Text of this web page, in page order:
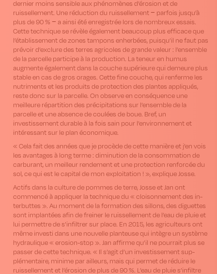
dernier moins sensible aux phénomènes d’érosion et de
ruissellement. Une réduction du ruissellement − parfois jusqu’à
plus de 90 % − a ainsi été enregistrée lors de nombreux essais.
Cette technique se révèle également beaucoup plus efficace que
l’établissement de zones tampons enherbées, puisqu’il ne faut pas
prévoir d’exclure des terres agricoles de grande valeur : l’ensemble
de la parcelle participe à la production. La teneur en humus
augmente également dans la couche supérieure qui demeure plus
stable en cas de gros orages. Cette fine couche, qui renferme les
nutriments et les produits de protection des plantes appliqués,
reste donc sur la parcelle. On observe en conséquence une
meilleure répartition des précipitations sur l’ensemble de la
parcelle et une absence de coulées de boue. Bref, un
investissement durable à la fois sain pour l’environnement et
intéressant sur le plan économique.
« Cela fait des années que je procède de cette manière et j’en vois
les avantages à long terme : diminution de la consommation de
carburant, un meilleur rendement et une protection renforcée du
sol, ce qui est le capital de mon exploitation ! », explique Josse.
Actifs dans la culture de pommes de terre, Josse et Jan ont
commencé à appliquer la technique du « cloisonnement des in-
terbuttes ». Au moment de la formation des sillons, des diguettes
sont implantées afin de freiner le ruissellement de l’eau de pluie et
lui permettre de s’infiltrer sur place. En 2015, les agriculteurs ont
même investi dans une nouvelle planteuse qui intègre un système
hydraulique « erosion-stop ». Jan affirme qu’il ne pourrait plus se
passer de cette technique. « Il s’agit d’un investissement sup-
plémentaire, minime par ailleurs, mais qui permet de réduire le
ruissellement et l’érosion de plus de 90 %. L’eau de pluie s’infiltre